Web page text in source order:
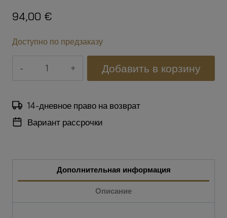
94,00 €
Доступно по предзаказу
Количество
Apple
POP
Добавить в корзину
14-дневное право на возврат
Вариант рассрочки
Дополнительная информация
Описание